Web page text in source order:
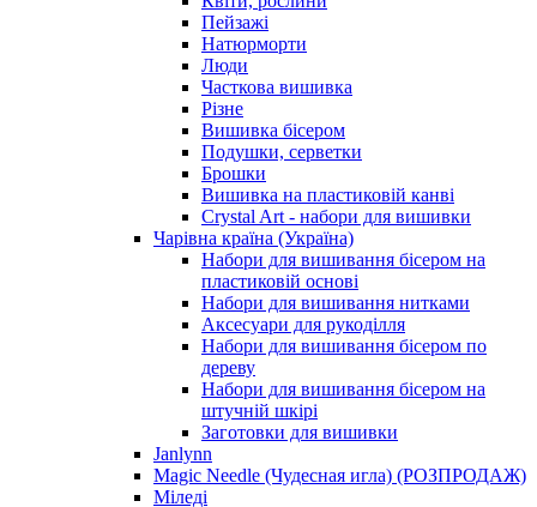
Пейзажі
Натюрморти
Люди
Часткова вишивка
Різне
Вишивка бісером
Подушки, серветки
Брошки
Вишивка на пластиковій канві
Crystal Art - набори для вишивки
Чарівна країна (Україна)
Набори для вишивання бісером на
пластиковій основі
Набори для вишивання нитками
Аксесуари для рукоділля
Набори для вишивання бісером по
дереву
Набори для вишивання бісером на
штучній шкірі
Заготовки для вишивки
Janlynn
Magic Needle (Чудесная игла) (РОЗПРОДАЖ)
Міледі